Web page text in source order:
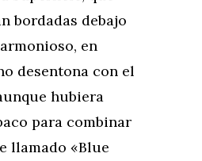
bordadas debajo
en
desentona con el
hubiera
para combinar
llamado «Blue